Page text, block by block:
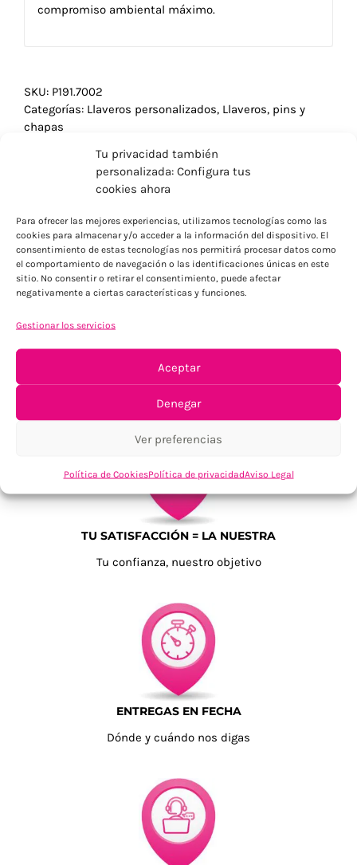
Tu privacidad también
personalizada: Configura tus
cookies ahora
Para ofrecer las mejores experiencias, utilizamos tecnologías como las
cookies para almacenar y/o acceder a la información del dispositivo. El
consentimiento de estas tecnologías nos permitirá procesar datos como
el comportamiento de navegación o las identificaciones únicas en este
sitio. No consentir o retirar el consentimiento, puede afectar
negativamente a ciertas características y funciones.
Gestionar los servicios
Aceptar
Denegar
Ver preferencias
Política de CookiesPolítica de privacidadAviso Legal
compromiso ambiental máximo.
SKU: P191.7002
Categorías: Llaveros personalizados, Llaveros, pins y
chapas
ENVÍOS ECONÓMICOS
Para Península, resto consultar
TU SATISFACCIÓN = LA NUESTRA
Tu confianza, nuestro objetivo
ENTREGAS EN FECHA
Dónde y cuándo nos digas